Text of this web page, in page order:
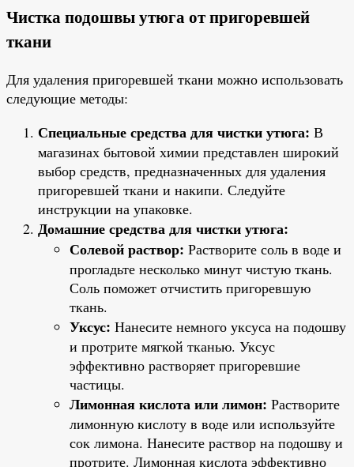
Чистка подошвы утюга от пригоревшей
ткани
Для удаления пригоревшей ткани можно использовать
следующие методы:
Специальные средства для чистки утюга: В
магазинах бытовой химии представлен широкий
выбор средств, предназначенных для удаления
пригоревшей ткани и накипи. Следуйте
инструкции на упаковке.
Домашние средства для чистки утюга:
Солевой раствор: Растворите соль в воде и
прогладьте несколько минут чистую ткань.
Соль поможет отчистить пригоревшую
ткань.
Уксус: Нанесите немного уксуса на подошву
и протрите мягкой тканью. Уксус
эффективно растворяет пригоревшие
частицы.
Лимонная кислота или лимон: Растворите
лимонную кислоту в воде или используйте
сок лимона. Нанесите раствор на подошву и
протрите. Лимонная кислота эффективно